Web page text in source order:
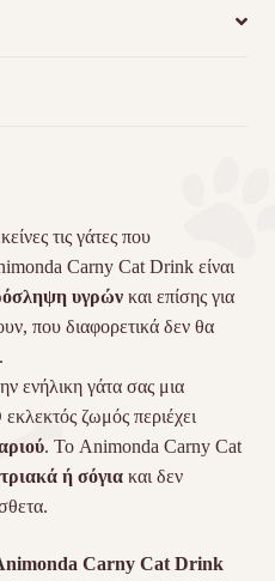
τις γάτες που
Carny Cat Drink είναι
υγρώνκαι επίσης για
που διαφορετικά δεν θα
ενήλικη γάτα σας μια
εκλεκτός ζωμός περιέχει
. Το Animonda Carny Cat
ή σόγιακαι δεν
Carny Cat Drink